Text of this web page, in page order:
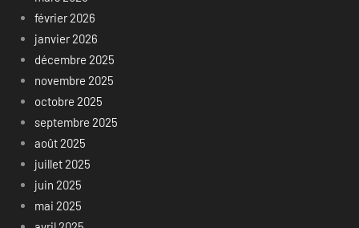
février 2026
janvier 2026
décembre 2025
novembre 2025
octobre 2025
septembre 2025
août 2025
juillet 2025
juin 2025
mai 2025